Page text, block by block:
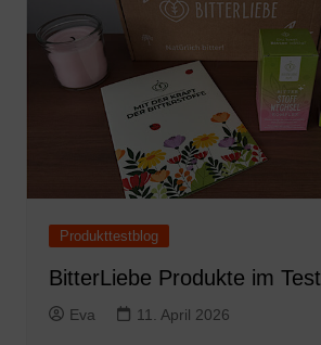
Produkttestblog
BitterLiebe Produkte im Test
Eva 11. April 2026